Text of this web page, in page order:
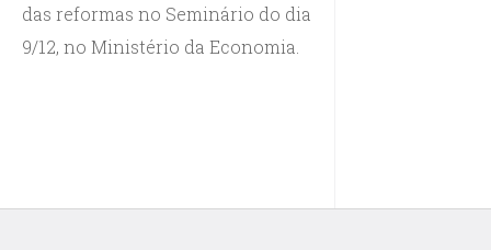
das reformas no Seminário do dia
9/12, no Ministério da Economia.